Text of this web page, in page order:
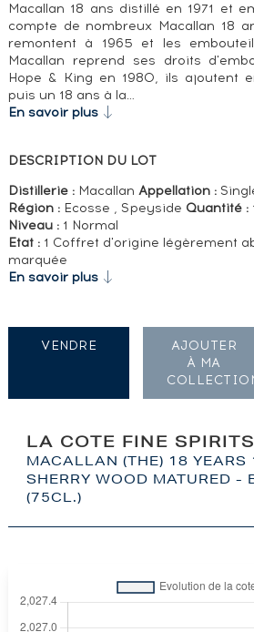
Macallan 18 ans distillé en 1971 et
compte de nombreux Macallan 18
remontent à 1965 et les
Macallan reprend ses droits
Hope & King en 1980, ils ajoutent
puis un 18 ans à la…
En savoir plus
DESCRIPTION DU LOT
Distillerie :Macallan Appellation :
Région : Ecosse , Speyside Quantité :
Niveau :1 Normal
Etat :1 Coffret d'origine légèrement
marquée
En savoir plus
LA COTE FINE
MACALLAN (THE) 18 YEARS
SHERRY WOOD MATURED -
(75CL.)
VENDRE
AJOUTER
À MA